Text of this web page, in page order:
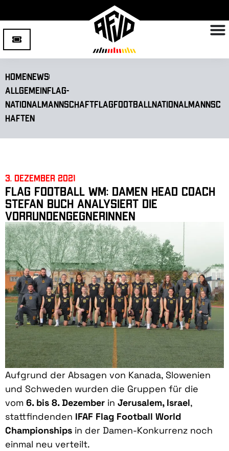
HomeNews
AllgemeinFlag-
NationalmannschaftFlagfootballNationalmannsc
haften
3. Dezember 2021
Flag Football WM: Damen Head Coach
Stefan Buch analysiert die
Vorrundengegnerinnen
Aufgrund der Absagen von Kanada, Slowenien
und Schweden wurden die Gruppen für die
vom 6. bis 8. Dezember in Jerusalem, Israel,
stattfindenden IFAF Flag Football World
Championships in der Damen-Konkurrenz noch
einmal neu verteilt.